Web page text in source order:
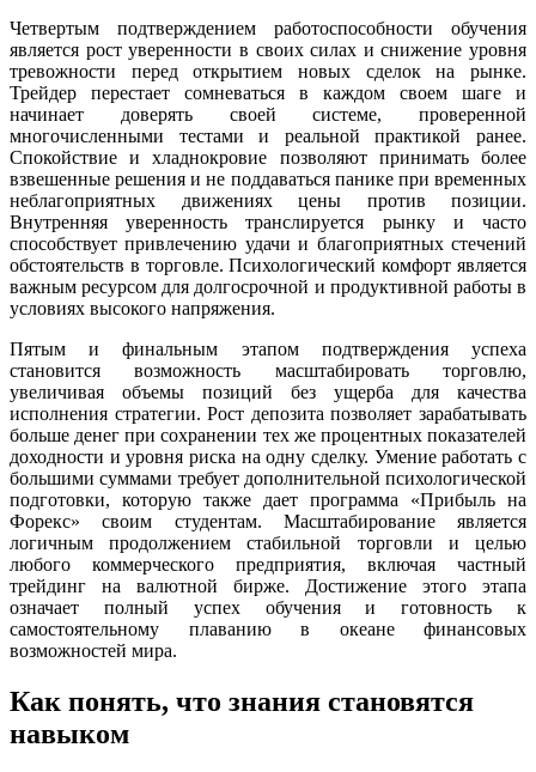
Четвертым подтверждением работоспособности обучения
является рост уверенности в своих силах и снижение уровня
тревожности перед открытием новых сделок на рынке.
Трейдер перестает сомневаться в каждом своем шаге и
начинает доверять своей системе, проверенной
многочисленными тестами и реальной практикой ранее.
Спокойствие и хладнокровие позволяют принимать более
взвешенные решения и не поддаваться панике при временных
неблагоприятных движениях цены против позиции.
Внутренняя уверенность транслируется рынку и часто
способствует привлечению удачи и благоприятных стечений
обстоятельств в торговле. Психологический комфорт является
важным ресурсом для долгосрочной и продуктивной работы в
условиях высокого напряжения.
Пятым и финальным этапом подтверждения успеха
становится возможность масштабировать торговлю,
увеличивая объемы позиций без ущерба для качества
исполнения стратегии. Рост депозита позволяет зарабатывать
больше денег при сохранении тех же процентных показателей
доходности и уровня риска на одну сделку. Умение работать с
большими суммами требует дополнительной психологической
подготовки, которую также дает программа «Прибыль на
Форекс» своим студентам. Масштабирование является
логичным продолжением стабильной торговли и целью
любого коммерческого предприятия, включая частный
трейдинг на валютной бирже. Достижение этого этапа
означает полный успех обучения и готовность к
самостоятельному плаванию в океане финансовых
возможностей мира.
Как понять, что знания становятся
навыком